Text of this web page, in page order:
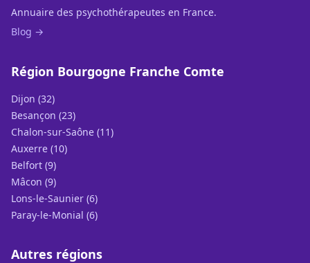
Annuaire des psychothérapeutes en France.
Blog →
Région Bourgogne Franche Comte
Dijon (32)
Besançon (23)
Chalon-sur-Saône (11)
Auxerre (10)
Belfort (9)
Mâcon (9)
Lons-le-Saunier (6)
Paray-le-Monial (6)
Autres régions